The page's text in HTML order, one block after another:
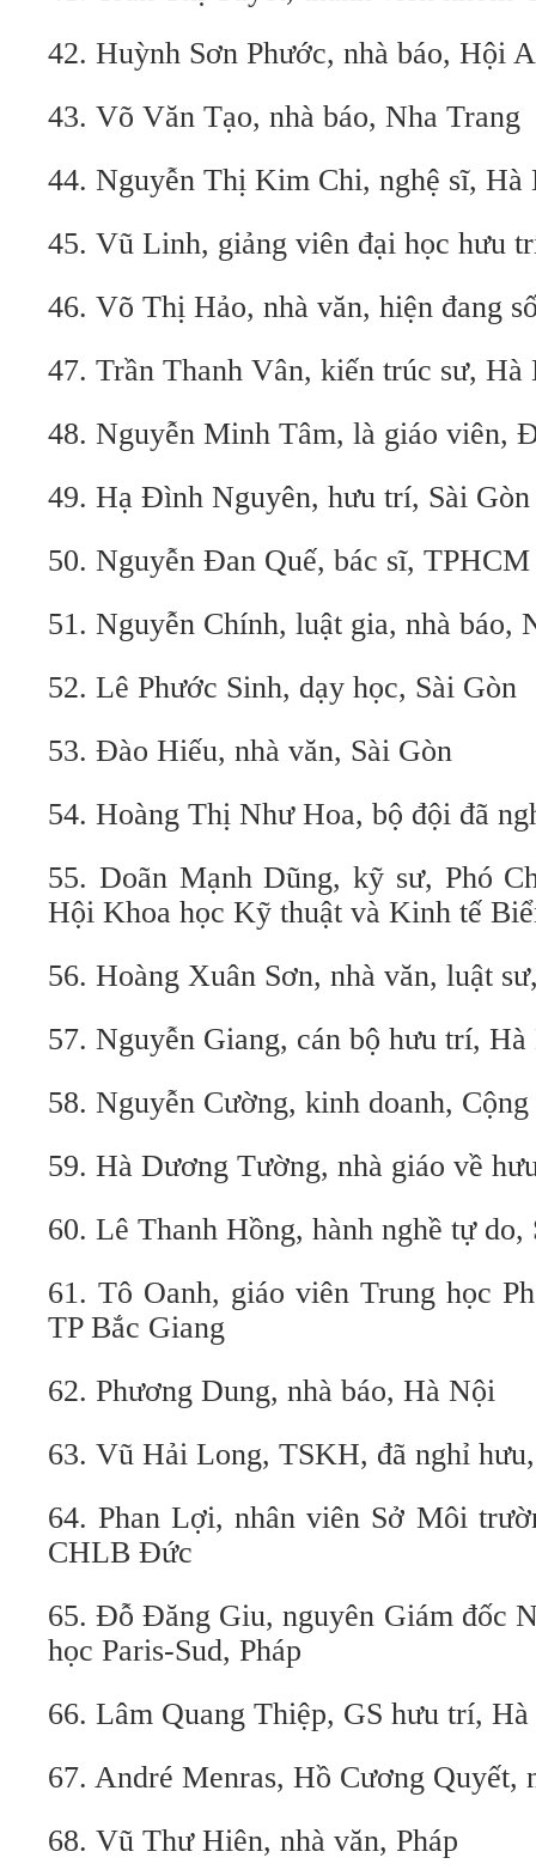
42. Huỳnh Sơn Phước, nhà báo, Hội
43. Võ Văn Tạo, nhà báo, Nha Trang
44. Nguyễn Thị Kim Chi, nghệ sĩ, Hà
45. Vũ Linh, giảng viên đại học hưu
46. Võ Thị Hảo, nhà văn, hiện đang
47. Trần Thanh Vân, kiến trúc sư, Hà
48. Nguyễn Minh Tâm, là giáo viên,
49. Hạ Đình Nguyên, hưu trí, Sài Gòn
50. Nguyễn Đan Quế, bác sĩ, TPHCM
51. Nguyễn Chính, luật gia, nhà báo,
52. Lê Phước Sinh, dạy học, Sài Gòn
53. Đào Hiếu, nhà văn, Sài Gòn
54. Hoàng Thị Như Hoa, bộ đội đã
55. Doãn Mạnh Dũng, kỹ sư, Phó
Hội Khoa học Kỹ thuật và Kinh tế
56. Hoàng Xuân Sơn, nhà văn, luật
57. Nguyễn Giang, cán bộ hưu trí,
58. Nguyễn Cường, kinh doanh, Cộng
59. Hà Dương Tường, nhà giáo về
60. Lê Thanh Hồng, hành nghề tự
61. Tô Oanh, giáo viên Trung học
TP Bắc Giang
62. Phương Dung, nhà báo, Hà Nội
63. Vũ Hải Long, TSKH, đã nghỉ
64. Phan Lợi, nhân viên Sở Môi
CHLB Đức
65. Đỗ Đăng Giu, nguyên Giám đốc
học Paris-Sud, Pháp
66. Lâm Quang Thiệp, GS hưu trí,
67. André Menras, Hồ Cương Quyết,
68. Vũ Thư Hiên, nhà văn, Pháp